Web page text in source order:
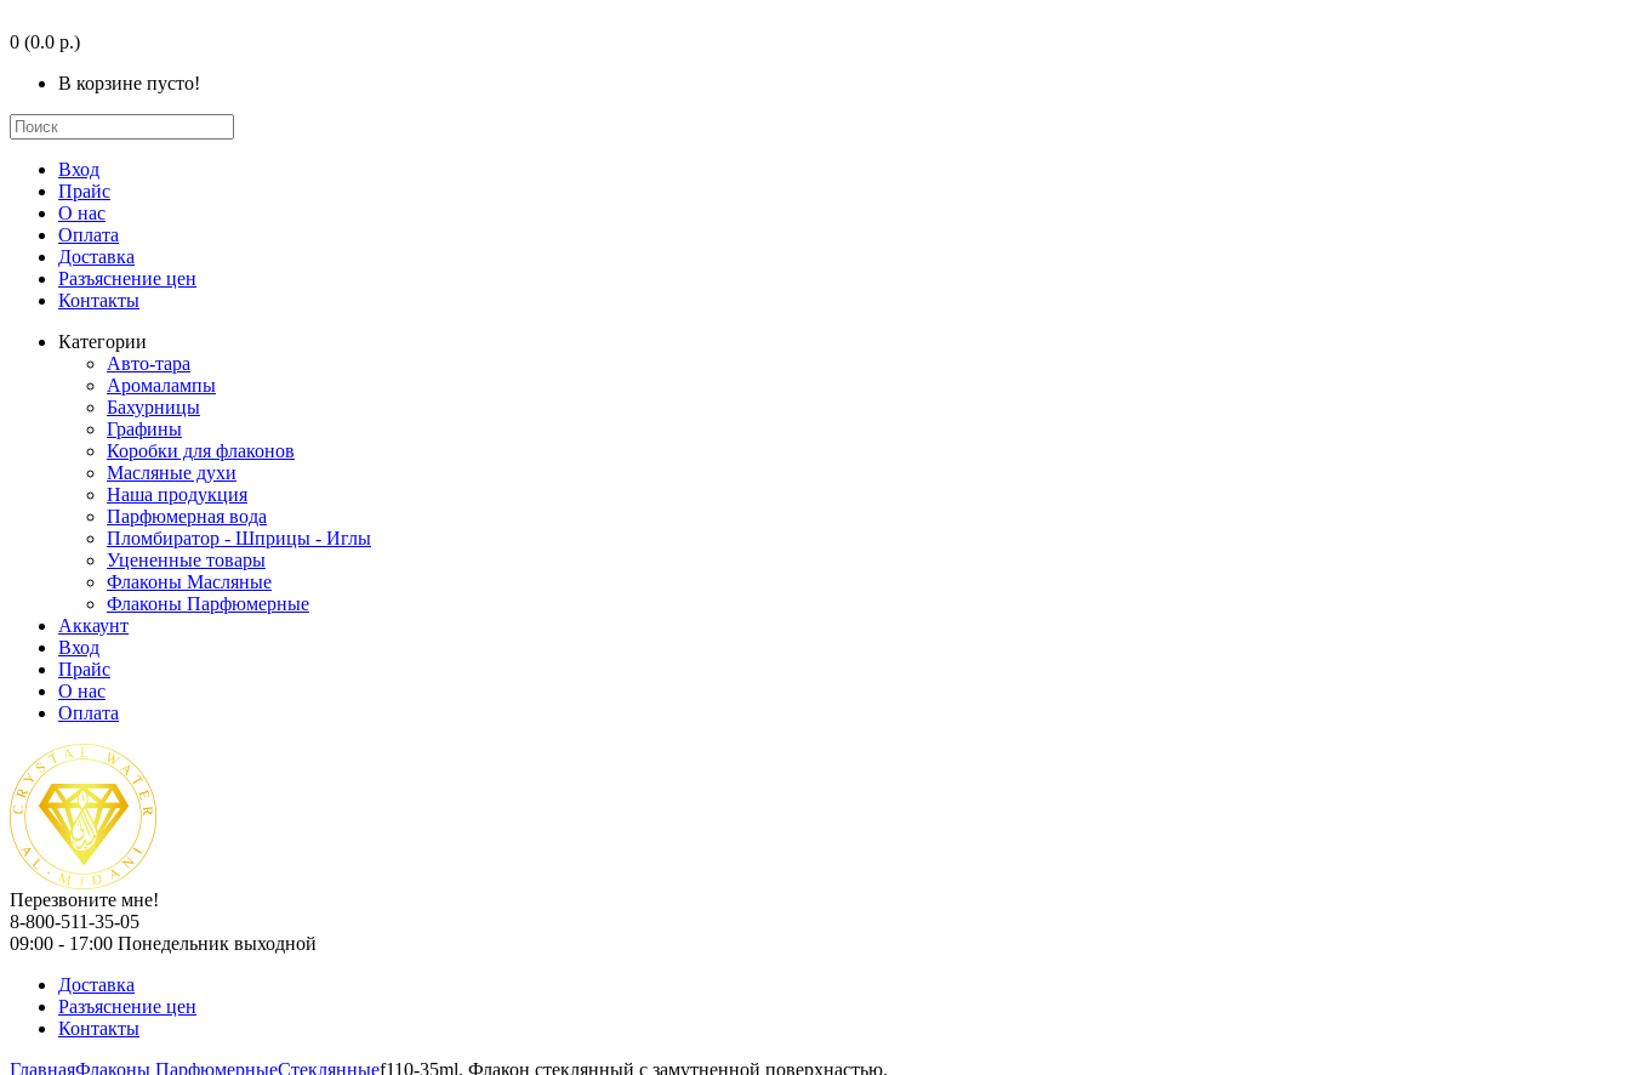
0 (0.0 р.)
В корзине пусто!
Вход
Прайс
О нас
Оплата
Доставка
Разъяснение цен
Контакты
Категории
Авто-тара
Аромалампы
Бахурницы
Графины
Коробки для флаконов
Масляные духи
Наша продукция
Парфюмерная вода
Пломбиратор - Шприцы - Иглы
Уцененные товары
Флаконы Масляные
Флаконы Парфюмерные
Аккаунт
Вход
Прайс
О нас
Оплата
Перезвоните мне!
8-800-511-35-05
09:00 - 17:00 Понедельник выходной
Доставка
Разъяснение цен
Контакты
ГлавнаяФлаконы ПарфюмерныеСтеклянныеf110-35ml. Флакон стеклянный с замутненной поверхнастью.